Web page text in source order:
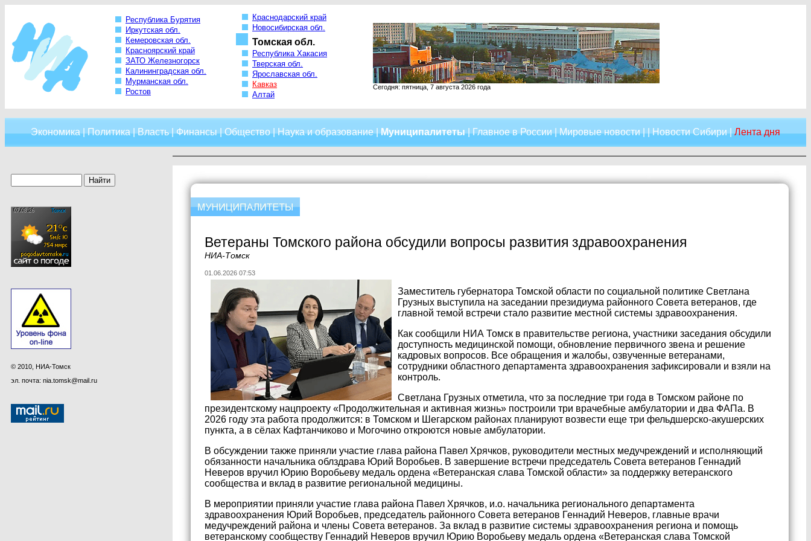
Республика Бурятия
Иркутская обл.
Кемеровская обл.
Красноярский край
ЗАТО Железногорск
Калининградская обл.
Мурманская обл.
Ростов
Краснодарский край
Новосибирская обл.
Томская обл.
Республика Хакасия
Тверская обл.
Ярославская обл.
Кавказ
Алтай
Сегодня: пятница, 7 августа 2026 года
Экономика|Политика|Власть|Финансы|Общество|Наука и образование|Муниципалитеты|Главное в России|Мировые новости| |Новости Сибири|Лента дня
© 2010, НИА-Томск
эл. почта: nia.tomsk@mail.ru
Ветераны Томского района обсудили вопросы развития здравоохранения
НИА-Томск
01.06.2026 07:53
Заместитель губернатора Томской области по социальной политике Светлана
Грузных выступила на заседании президиума районного Совета ветеранов, где
главной темой встречи стало развитие местной системы здравоохранения.
Как сообщили НИА Томск в правительстве региона, участники заседания обсудили
доступность медицинской помощи, обновление первичного звена и решение
кадровых вопросов. Все обращения и жалобы, озвученные ветеранами,
сотрудники областного департамента здравоохранения зафиксировали и взяли на
контроль.
Светлана Грузных отметила, что за последние три года в Томском районе по
президентскому нацпроекту «Продолжительная и активная жизнь» построили три врачебные амбулатории и два ФАПа. В
2026 году эта работа продолжится: в Томском и Шегарском районах планируют возвести еще три фельдшерско-акушерских
пункта, а в сёлах Кафтанчиково и Могочино откроются новые амбулатории.
В обсуждении также приняли участие глава района Павел Хрячков, руководители местных медучреждений и исполняющий
обязанности начальника облздрава Юрий Воробьев. В завершение встречи председатель Совета ветеранов Геннадий
Неверов вручил Юрию Воробьеву медаль ордена «Ветеранская слава Томской области» за поддержку ветеранского
сообщества и вклад в развитие региональной медицины.
В мероприятии приняли участие глава района Павел Хрячков, и.о. начальника регионального департамента
здравоохранения Юрий Воробьев, председатель районного Совета ветеранов Геннадий Неверов, главные врачи
медучреждений района и члены Совета ветеранов. За вклад в развитие системы здравоохранения региона и помощь
ветеранскому сообществу Геннадий Неверов вручил Юрию Воробьеву медаль ордена «Ветеранская слава Томской